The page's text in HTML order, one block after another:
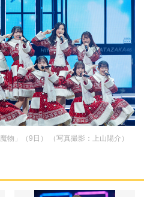
」（9日） （写真撮影：上山陽介）